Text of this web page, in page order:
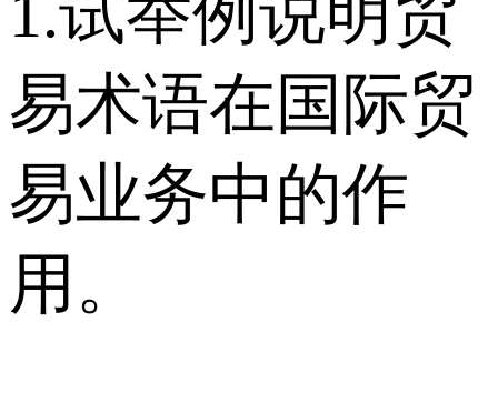
1.试举例说明贸
易术语在国际贸
易业务中的作
用。